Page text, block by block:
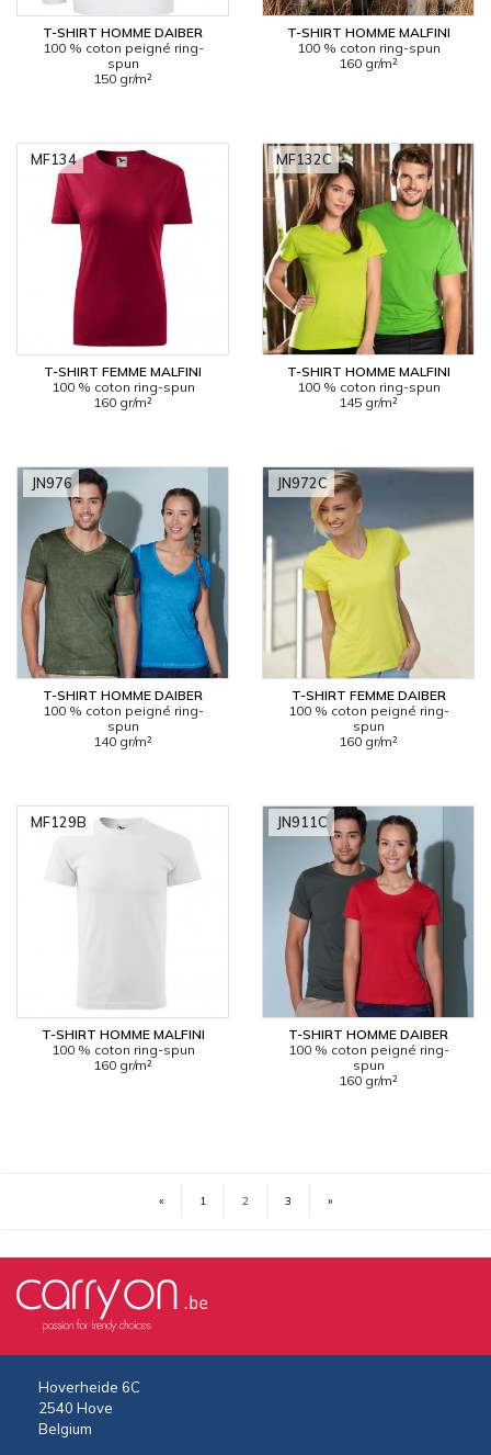
T-SHIRT HOMME DAIBER
100 % coton peigné ring-
spun
150 gr/m²
T-SHIRT HOMME MALFINI
100 % coton ring-spun
160 gr/m²
T-SHIRT FEMME MALFINI
100 % coton ring-spun
160 gr/m²
MF134
T-SHIRT HOMME MALFINI
100 % coton ring-spun
145 gr/m²
MF132C
T-SHIRT HOMME DAIBER
100 % coton peigné ring-
spun
140 gr/m²
JN976
T-SHIRT FEMME DAIBER
100 % coton peigné ring-
spun
160 gr/m²
JN972C
T-SHIRT HOMME MALFINI
100 % coton ring-spun
160 gr/m²
MF129B
T-SHIRT HOMME DAIBER
100 % coton peigné ring-
spun
160 gr/m²
JN911C
« 1
2
3 »
Hoverheide 6C
2540 Hove
Belgium